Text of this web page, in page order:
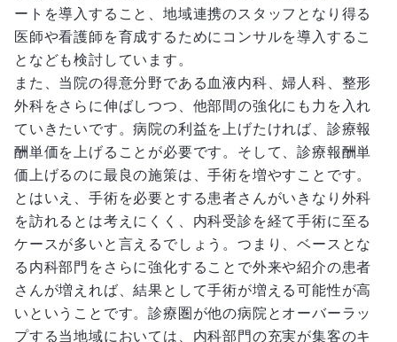
ートを導入すること、地域連携のスタッフとなり得る
医師や看護師を育成するためにコンサルを導入するこ
となども検討しています。
また、当院の得意分野である血液内科、婦人科、整形
外科をさらに伸ばしつつ、他部間の強化にも力を入れ
ていきたいです。病院の利益を上げたければ、診療報
酬単価を上げることが必要です。そして、診療報酬単
価上げるのに最良の施策は、手術を増やすことです。
とはいえ、手術を必要とする患者さんがいきなり外科
を訪れるとは考えにくく、内科受診を経て手術に至る
ケースが多いと言えるでしょう。つまり、ベースとな
る内科部門をさらに強化することで外来や紹介の患者
さんが増えれば、結果として手術が増える可能性が高
いということです。診療圏が他の病院とオーバーラッ
プする当地域においては、内科部門の充実が集客のキ